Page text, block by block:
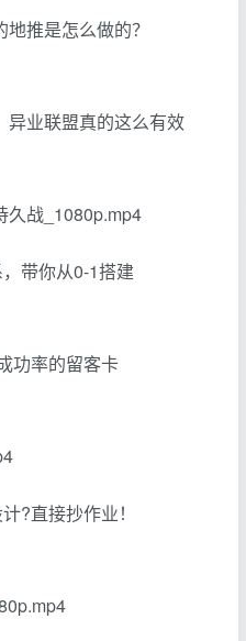
推是怎么做的？
异业联盟真的这么有效
久战_1080p.mp4
带你从0-1搭建
功率的留客卡
?直接抄作业！